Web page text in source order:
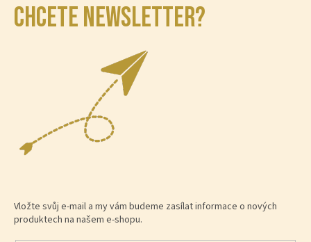
CHCETE NEWSLETTER?
Vložte svůj e-mail a my vám budeme zasílat informace o nových
produktech na našem e-shopu.